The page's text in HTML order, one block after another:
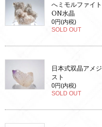
へミモルファイト
ON水晶
0円(内税)
SOLD OUT
日本式双晶アメジ
スト
0円(内税)
SOLD OUT